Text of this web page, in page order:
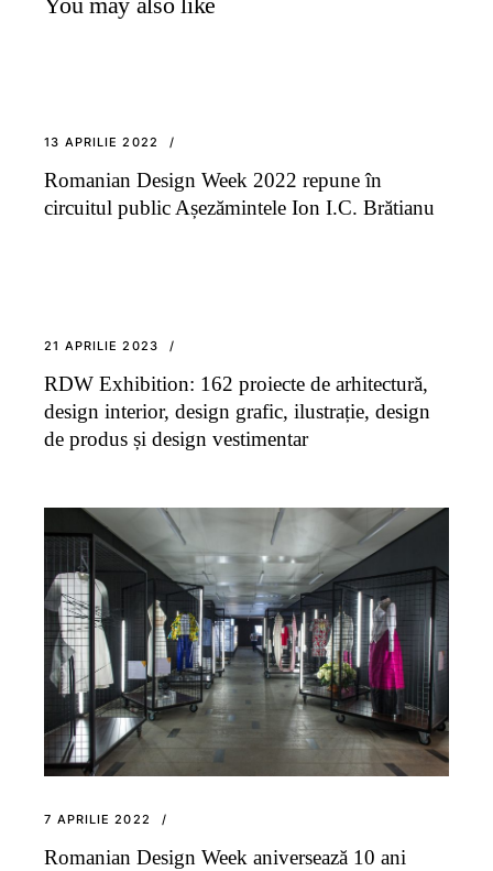
13 APRILIE 2022
Romanian Design Week 2022 repune în
circuitul public Așezămintele Ion I.C. Brătianu
21 APRILIE 2023
RDW Exhibition: 162 proiecte de arhitectură,
design interior, design grafic, ilustrație, design
de produs și design vestimentar
7 APRILIE 2022
Romanian Design Week aniversează 10 ani